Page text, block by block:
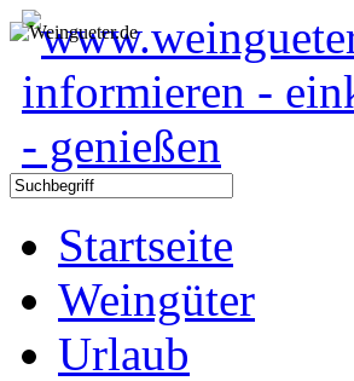
Startseite
Weingüter
Urlaub